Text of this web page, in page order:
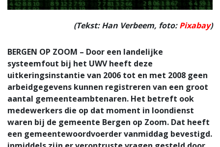
(Tekst: Han Verbeem, foto:Pixabay)
BERGEN OP ZOOM – Door een landelijke
systeemfout bij het UWV heeft deze
uitkeringsinstantie van 2006 tot en met 2008 geen
arbeidgegevens kunnen registreren van een groot
aantal gemeenteambtenaren. Het betreft ook
medewerkers die op dat moment in loondienst
waren bij de gemeente Bergen op Zoom. Dat heeft
een gemeentewoordvoerder vanmiddag bevestigd.